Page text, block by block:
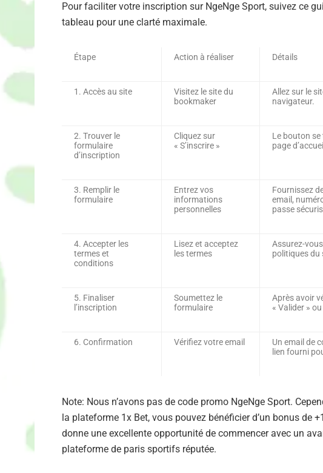
Pour faciliter votre inscription sur NgeNge Sport, suivez ce
tableau pour une clarté maximale.
Étape Action à réaliser Détails
1. Accès au site
Visitez le site du
bookmaker
Allez sur le
navigateur.
2. Trouver le
formulaire
d’inscription
Cliquez sur
« S’inscrire »
Le bouton
page
3. Remplir le
formulaire
Entrez vos
informations
personnelles
Fournissez
email,
passe
4. Accepter les
termes et
conditions
Lisez et acceptez
les termes
Assurez-
politiques du
5. Finaliser
l’inscription
Soumettez le
formulaire
Après avoir
« Valider »
6. Confirmation Vérifiez votre email
Un email de
lien fourni
Note: Nous n’avons pas de code promo NgeNge Sport.
la plateforme 1x Bet, vous pouvez bénéficier d’un bonus de
donne une excellente opportunité de commencer avec un
plateforme de paris sportifs réputée.